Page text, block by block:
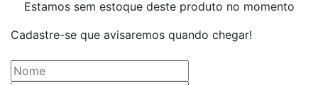
Estamos sem estoque deste produto no momento
Cadastre-se que avisaremos quando chegar!